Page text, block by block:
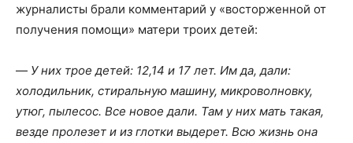
журналисты брали комментарий у «восторженной от
получения помощи» матери троих детей:
— У них трое детей: 12,14 и 17 лет. Им да, дали:
холодильник, стиральную машину, микроволновку,
утюг, пылесос. Все новое дали. Там у них мать такая,
везде пролезет и из глотки выдерет. Всю жизнь она